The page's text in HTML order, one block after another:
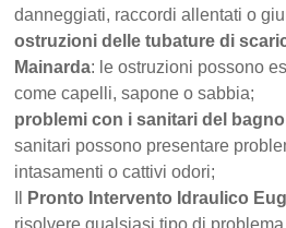
danneggiati, raccordi allentati o
ostruzioni delle tubature di
Mainarda: le ostruzioni possono
come capelli, sapone o sabbia;
problemi con i sanitari del
sanitari possono presentare
intasamenti o cattivi odori;
Pronto Intervento Idraulico